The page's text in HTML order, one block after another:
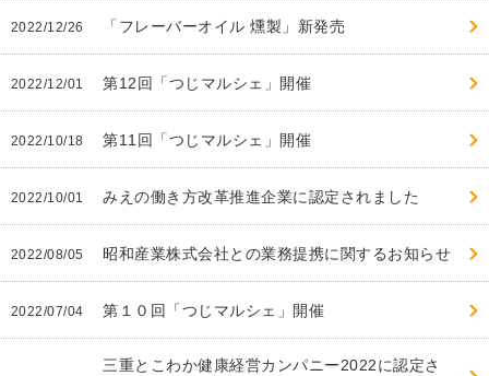
2022/12/26 「フレーバーオイル 燻製」新発売
2022/12/01 第12回「つじマルシェ」開催
2022/10/18 第11回「つじマルシェ」開催
2022/10/01 みえの働き方改革推進企業に認定されました
2022/08/05 昭和産業株式会社との業務提携に関するお知らせ
2022/07/04 第１０回「つじマルシェ」開催
三重とこわか健康経営カンパニー2022に認定さ